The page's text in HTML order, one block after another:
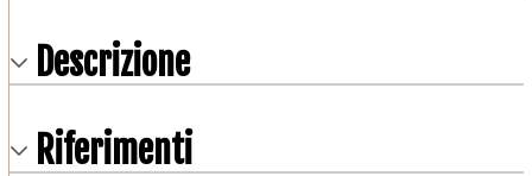
Descrizione
Riferimenti